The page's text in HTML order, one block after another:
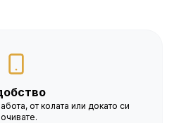
от колата или докато си